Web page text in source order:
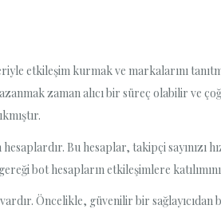
etkileşim kurmak ve markalarını
zaman alıcı bir süreç olabilir ve
Bu hesaplar, takipçi sayınızı
bot hesapların etkileşimlere
Öncelikle, güvenilir bir sağlayıcıdan